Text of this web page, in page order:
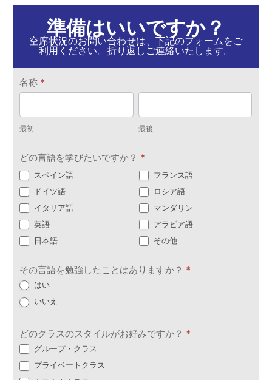
準備はいいですか？
空席状況のお問い合わせは、下記のフォームをご
利用ください。折り返しご連絡いたします。
お
問
い
合
せ
名称 *
初
最初
後
最後
どの言語を学びたいですか？ *
スペイン語
フランス語
ドイツ語
ロシア語
イタリア語
マンダリン
英語
アラビア語
日本語
その他
その言語を勉強したことはありますか？ *
はい
いいえ
どのクラスのスタイルがお好みですか？ *
グループ・クラス
プライベートクラス